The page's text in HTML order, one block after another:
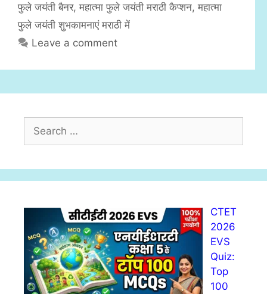
फुले जयंती बैनर, महात्मा फुले जयंती मराठी कैप्शन, महात्मा
फुले जयंती शुभकामनाएं मराठी में
Leave a comment
r
c
CTET
2026
EVS
Quiz:
Top
100